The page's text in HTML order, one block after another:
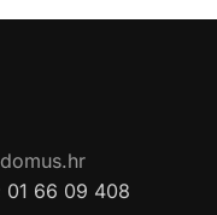
01 66 09 408